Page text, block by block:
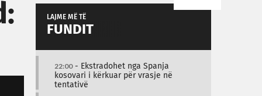
LAJME MË TË
FUNDIT
22:00- Ekstradohet nga Spanja
kosovari i kërkuar për vrasje në
tentativë